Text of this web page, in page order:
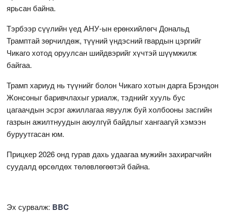
ярьсан байна.
Тэрбээр сүүлийн үед АНУ-ын ерөнхийлөгч Дональд
Трамптай зөрчилдөж, түүний үндэсний гвардын цэргийг
Чикаго хотод оруулсан шийдвэрийг хүчтэй шүүмжилж
байгаа.
Трамп хариуд нь түүнийг болон Чикаго хотын дарга Брэндон
Жонсоныг баривчлахыг уриалж, тэднийг хууль бус
цагаачдын эсрэг ажиллагаа явуулж буй холбооны засгийн
газрын ажилтнуудын аюулгүй байдлыг хангаагүй хэмээн
буруутгасан юм.
Прицкер 2026 онд гурав дахь удаагаа мужийн захирагчийн
суудалд өрсөлдөх төлөвлөгөөтэй байна.
Эх сурвалж: BBC